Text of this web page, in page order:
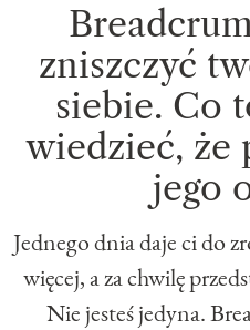
zniszczyć
siebie. Co
wiedzieć, że
jego
Jednego dnia daje ci do
więcej, a za chwilę
Nie jesteś jedyna.